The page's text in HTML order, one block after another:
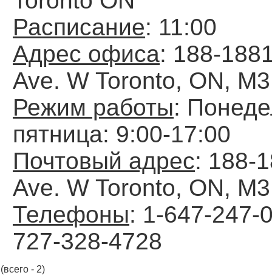
Расписание: 11:00
Адрес офиса: 188-
Ave. W Toronto, ON,
Режим работы:
пятница: 9:00-17:00
Почтовый адрес: 188-
Ave. W Toronto, ON,
Телефоны: 1-647-247-
727-328-4728
(всего - 2)